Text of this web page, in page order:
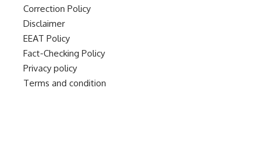
Correction Policy
Disclaimer
EEAT Policy
Fact-Checking Policy
Privacy policy
Terms and condition